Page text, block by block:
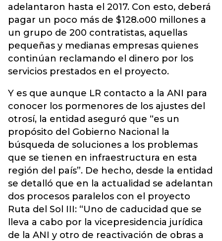
adelantaron hasta el 2017. Con esto, deberá
pagar un poco más de $128.o00 millones a
un grupo de 200 contratistas, aquellas
pequeñas y medianas empresas quienes
continúan reclamando el dinero por los
servicios prestados en el proyecto.
Y es que aunque LR contacto a la ANI para
conocer los pormenores de los ajustes del
otrosí, la entidad aseguró que “es un
propósito del Gobierno Nacional la
búsqueda de soluciones a los problemas
que se tienen en infraestructura en esta
región del país”. De hecho, desde la entidad
se detalló que en la actualidad se adelantan
dos procesos paralelos con el proyecto
Ruta del Sol III: “Uno de caducidad que se
lleva a cabo por la vicepresidencia jurídica
de la ANI y otro de reactivación de obras a